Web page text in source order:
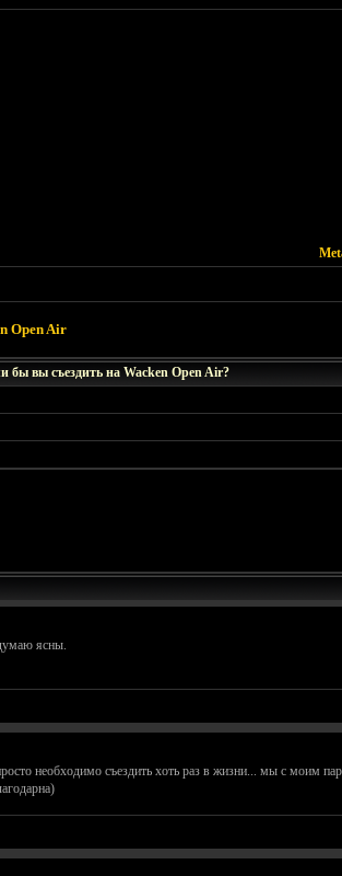
Open Air
бы вы съездить на Wacken Open Air?
ясны.
необходимо съездить хоть раз в жизни... мы с моим